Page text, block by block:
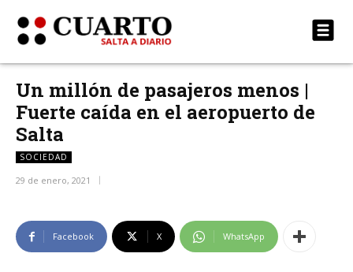
Un millón de pasajeros menos |
Fuerte caída en el aeropuerto de
Salta
SOCIEDAD
29 de enero, 2021
Facebook X WhatsApp